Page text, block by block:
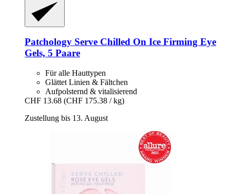
Patchology Serve Chilled On Ice Firming Eye
Gels, 5 Paare
Für alle Hauttypen
Glättet Linien & Fältchen
Aufpolsternd & vitalisierend
CHF 13.68 (CHF 175.38 / kg)
Zustellung bis 13. August